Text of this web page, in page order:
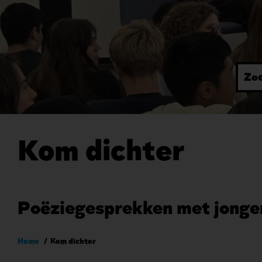
Kom dichter
Poëziegesprekken met
Kruimelpad
Home Kom dichter